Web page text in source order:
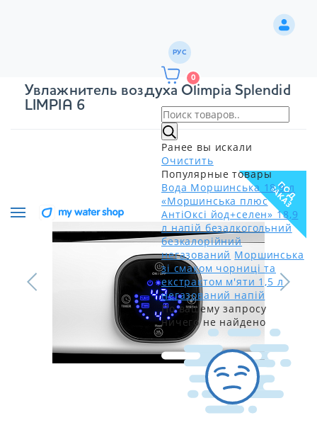
РУС
0
Ранее вы искали
Очистить
Популярные товары
Вода Моршинська 18,9 л
«Моршинська плюс
АнтіОксі йод+селен» 18,9
л напій безалкогольний
безкалорійний
негазований Моршинська
зі смаком чорниці та
екстрактом м'яти 1,5 л
негазований напій
По вашему запросу
ничего не найдено
Увлажнитель воздуха Olimpia Splendid
LIMPIA 6
ПОД
ЗАКАЗ